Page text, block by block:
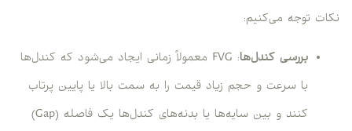
نکات توجه می‌کنیم:
بررسی کندل‌ها
: FVG معمولاً زمانی ایجاد می‌شود که کندل‌ها
با سرعت و حجم زیاد قیمت را به سمت بالا یا پایین پرتاب
کنند و بین سایه‌ها یا بدنه‌های کندل‌ها یک فاصله (Gap)